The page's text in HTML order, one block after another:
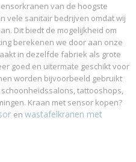
van de hoogste
vele sanitair bedrijven omdat wij
Dit biedt de mogelijkheid om
berekenen we door aan onze
in dezelfde fabriek als grote
goed en uitermate geschikt voor
worden bijvoorbeeld gebruikt
tattooshops,
Kraan met sensor kopen?
en wastafelkranen met